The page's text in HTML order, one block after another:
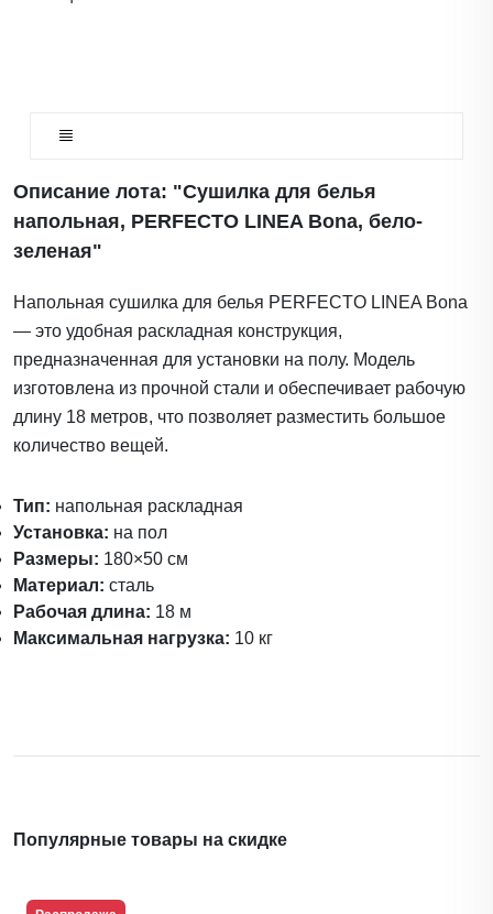
Описание лота: "Сушилка для белья
напольная, PERFECTO LINEA Bona, бело-
зеленая"
Напольная сушилка для белья PERFECTO LINEA Bona
— это удобная раскладная конструкция,
предназначенная для установки на полу. Модель
изготовлена из прочной стали и обеспечивает рабочую
длину 18 метров, что позволяет разместить большое
количество вещей.
Тип: напольная раскладная
Установка: на пол
Размеры: 180×50 см
Материал: сталь
Рабочая длина: 18 м
Максимальная нагрузка: 10 кг
Популярные товары на скидке